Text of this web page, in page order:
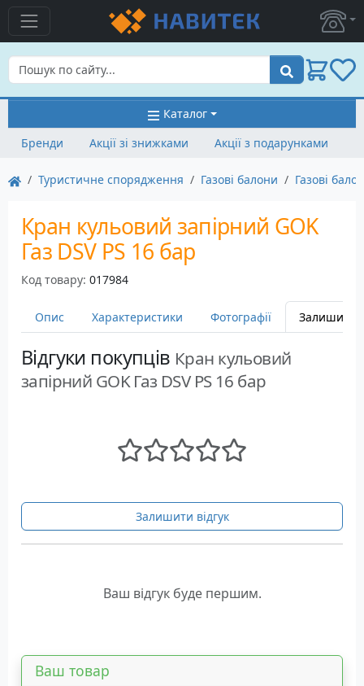
Пошук
Каталог
Бренди
Акції зі знижками Акції з подарунками
Туристичне спорядження Газові балони Газові
Кран кульовий запірний GOK
Газ DSV PS 16 бар
Код товару: 017984
Опис Характеристики Фотографії Залишити
Відгуки покупців Кран кульовий
запірний GOK Газ DSV PS 16 бар
Залишити відгук
Ваш відгук буде першим.
Ваш товар